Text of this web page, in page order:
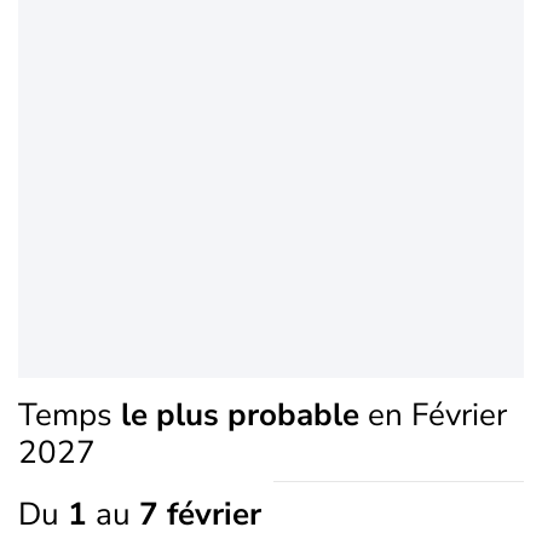
Temps le plus probable en Février
2027
Du 1 au 7 février